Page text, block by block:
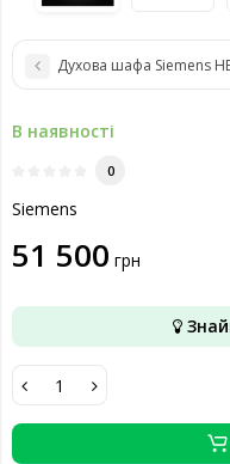
Духова шафа Siemens
В наявності
0
Siemens
51 500 грн